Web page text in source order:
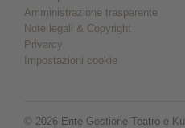
Amministrazione trasparente
Note legali & Copyright
Privarcy
Impostazioni cookie
© 2026 Ente Gestione Teatro e